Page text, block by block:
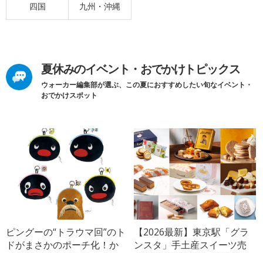
四国 九州・沖縄
夏休みのイベント・おでかけトピックス
ウォーカー編集部が選ぶ、この夏におすすめしたい旬なイベント・
おでかけスポット
ピングーの“トラウマ回”のト
ドがまさかのポーチ化！か
【2026最新】東京駅「グラ
ンスタ」手土産スイーツ売